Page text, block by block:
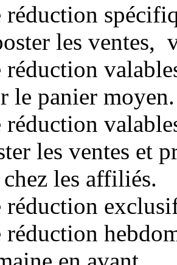
réduction
les ventes,
le panier moyen.
réduction
les ventes et
les affiliés.
réduction
réduction